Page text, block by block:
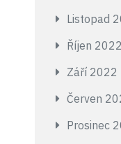
Listopad
Říjen 2022
Září 2022
Červen
Prosinec